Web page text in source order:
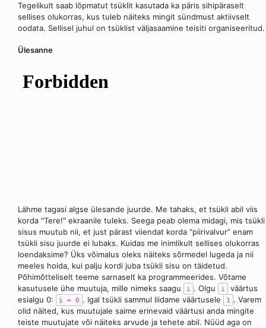
Tegelikult saab lõpmatut tsüklit kasutada ka päris sihipäraselt
sellises olukorras, kus tuleb näiteks mingit sündmust aktiivselt
oodata. Sellisel juhul on tsüklist väljasaamine teisiti organiseeritud.
Ülesanne
Lähme tagasi algse ülesande juurde. Me tahaks, et tsükli abil viis
korda "Tere!" ekraanile tuleks. Seega peab olema midagi, mis tsükli
sisus muutub nii, et just pärast viiendat korda “piirivalvur” enam
tsükli sisu juurde ei lubaks. Kuidas me inimlikult sellises olukorras
loendaksime? Üks võimalus oleks näiteks sõrmedel lugeda ja nii
meeles hoida, kui palju kordi juba tsükli sisu on täidetud.
Põhimõtteliselt teeme sarnaselt ka programmeerides. Võtame
kasutusele ühe muutuja, mille nimeks saagu
i . Olgu i
väärtus
esialgu 0:
i = 0 . Igal tsükli sammul liidame väärtusele 1 . Varem
olid näited, kus muutujale saime erinevaid väärtusi anda mingite
teiste muutujate või näiteks arvude ja tehete abil. Nüüd aga on